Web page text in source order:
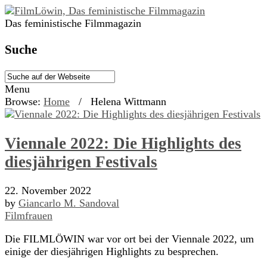
Das feministische Filmmagazin
Suche
Menu
Browse: Home / Helena Wittmann
Viennale 2022: Die Highlights des
diesjährigen Festivals
22. November 2022
by Giancarlo M. Sandoval
Filmfrauen
Die FILMLÖWIN war vor ort bei der Viennale 2022, um
einige der diesjährigen Highlights zu besprechen.